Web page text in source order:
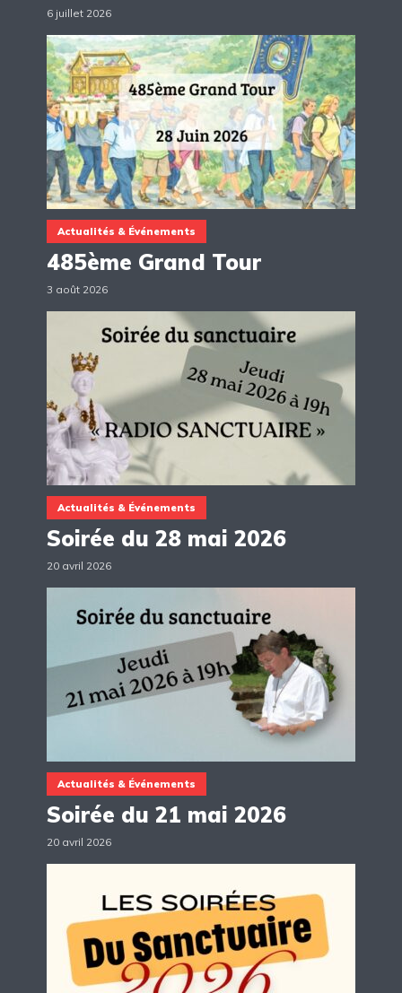
6 juillet 2026
Actualités & Événements
485ème Grand Tour
3 août 2026
Actualités & Événements
Soirée du 28 mai 2026
20 avril 2026
Actualités & Événements
Soirée du 21 mai 2026
20 avril 2026